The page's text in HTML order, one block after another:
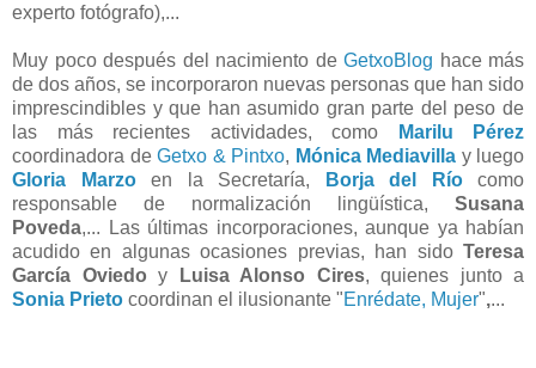
experto fotógrafo),...
Muy poco después del nacimiento de GetxoBlog hace más
de dos años, se incorporaron nuevas personas que han sido
imprescindibles y que han asumido gran parte del peso de
las más recientes actividades, como
Marilu Pérez
coordinadora de Getxo & Pintxo, Mónica Mediavilla y luego
Gloria Marzo
en la Secretaría, Borja del Río
como
responsable de normalización lingüística, Susana
Poveda,... Las últimas incorporaciones, aunque ya habían
acudido en algunas ocasiones previas, han sido Teresa
García Oviedo y Luisa Alonso Cires, quienes junto a
Sonia Prieto coordinan el ilusionante "Enrédate, Mujer",...